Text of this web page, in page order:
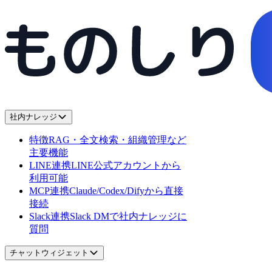
社内ナレッジ
特徴RAG・全文検索・組織管理など
主要機能
LINE連携LINE公式アカウントから
利用可能
MCP連携Claude/Codex/Difyから直接
接続
Slack連携Slack DMで社内ナレッジに
質問
チャットウィジェット